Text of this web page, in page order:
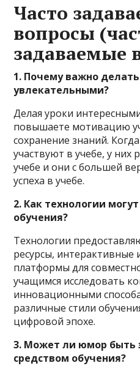
Часто
вопросы
задаваемые
1. Почему важно
увлекательными?
Делая уроки
повышаете мотивацию
сохранение знаний.
участвуют в учебе, у них
учебе и они с большей
успеха в учебе.
2. Как технологии
обучения?
Технологии
ресурсы, интерактивные
платформы для
учащимся исследовать
инновационными
различные стили
цифровой эпохе.
3. Может ли юмор быть
средством обучения?